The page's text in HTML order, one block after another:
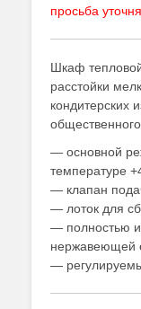
просьба
Шкаф
расстойки
кондитерских
— основной
температуре
— клапан
— лоток для
— полностью
нержавеющей
—